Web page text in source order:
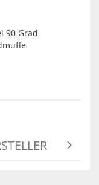
90 Grad